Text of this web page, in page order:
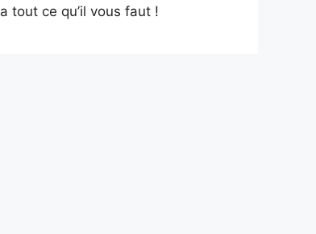
a tout ce qu’il vous faut !